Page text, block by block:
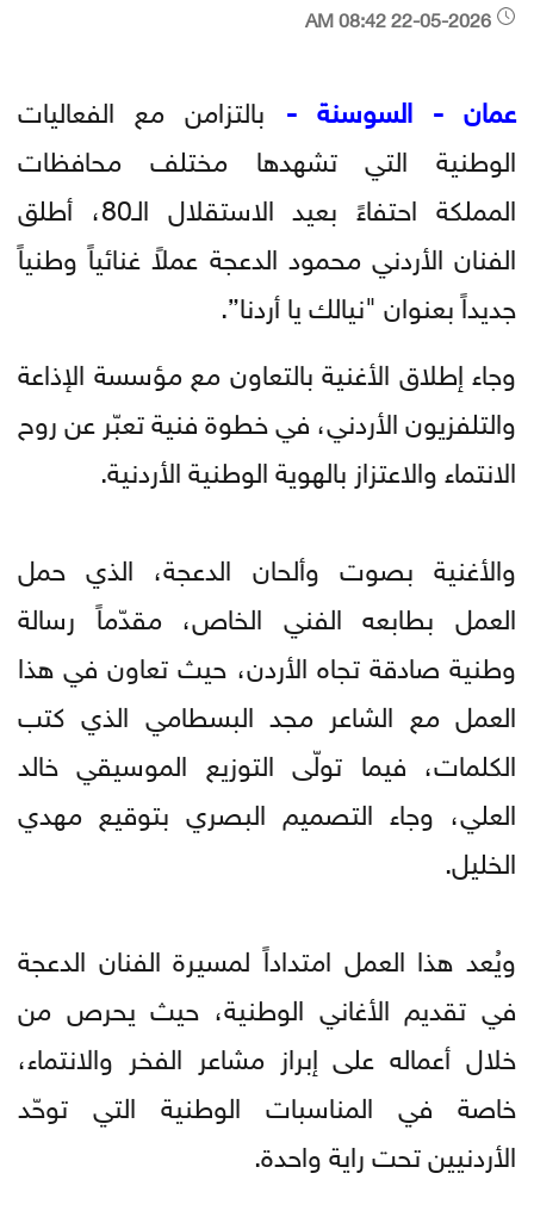
عمان - السوسنة - بالتزامن مع الفعاليات
الوطنية التي تشهدها مختلف محافظات
المملكة احتفاءً بعيد الاستقلال الـ80، أطلق
الفنان الأردني محمود الدعجة عملاً غنائياً وطنياً
جديداً بعنوان "نيالك يا أردنا”.
وجاء إطلاق الأغنية بالتعاون مع مؤسسة الإذاعة
والتلفزيون الأردني، في خطوة فنية تعبّر عن روح
الانتماء والاعتزاز بالهوية الوطنية الأردنية.
والأغنية بصوت وألحان الدعجة، الذي حمل
العمل بطابعه الفني الخاص، مقدّماً رسالة
وطنية صادقة تجاه الأردن، حيث تعاون في هذا
العمل مع الشاعر مجد البسطامي الذي كتب
الكلمات، فيما تولّى التوزيع الموسيقي خالد
العلي، وجاء التصميم البصري بتوقيع مهدي
الخليل.
ويُعد هذا العمل امتداداً لمسيرة الفنان الدعجة
في تقديم الأغاني الوطنية، حيث يحرص من
خلال أعماله على إبراز مشاعر الفخر والانتماء،
خاصة في المناسبات الوطنية التي توحّد
الأردنيين تحت راية واحدة.